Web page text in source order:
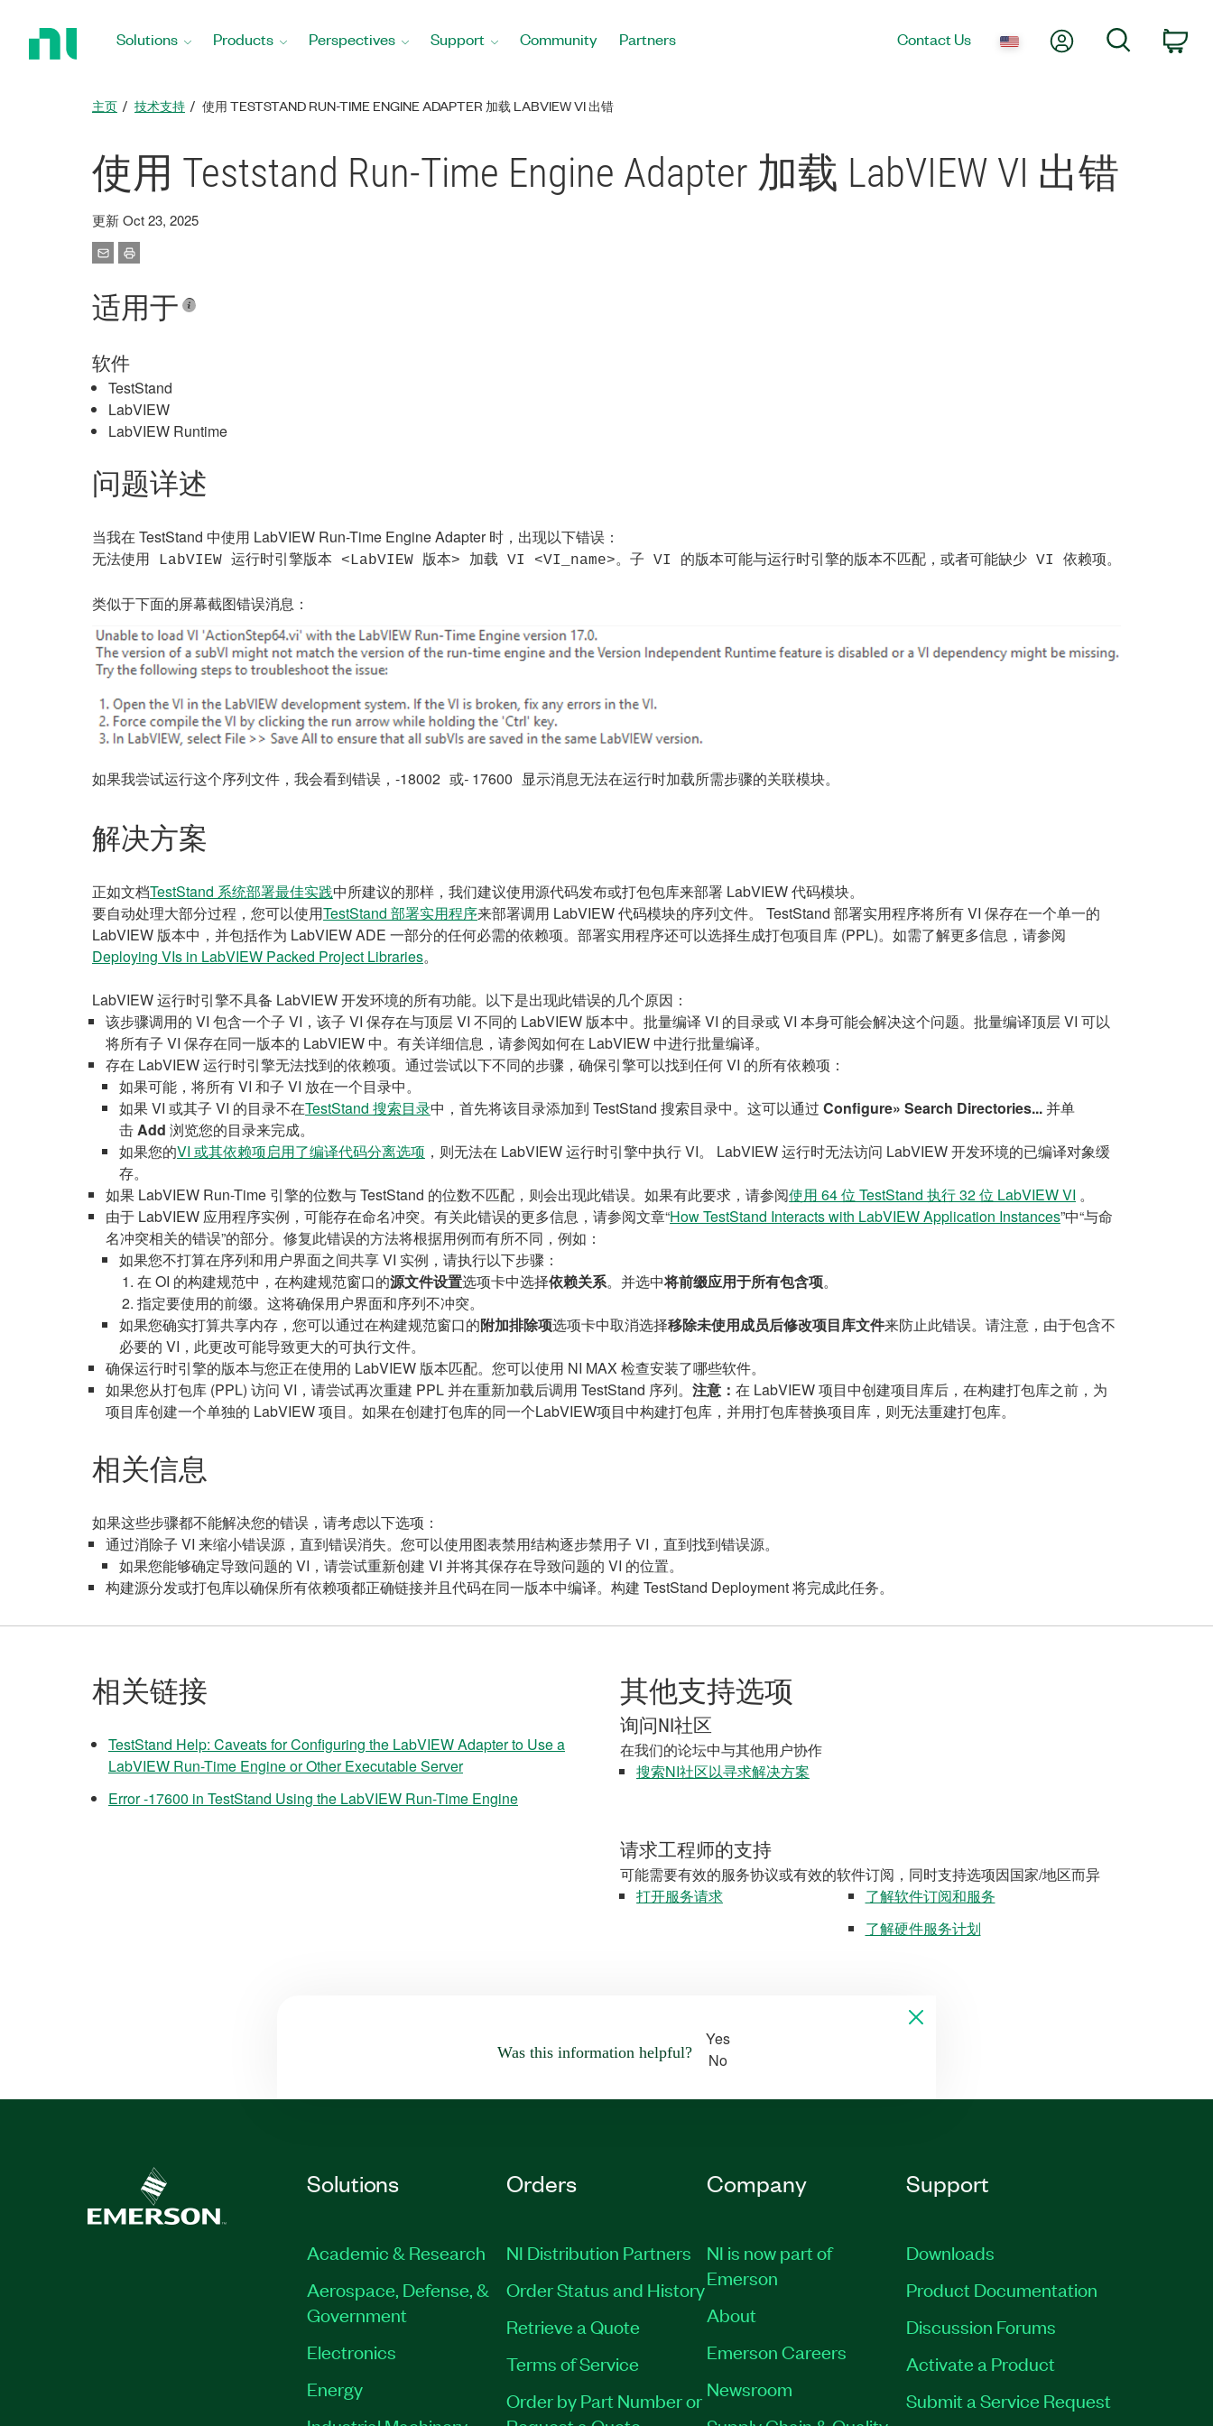
Solutions Products Perspectives Support Community Partners Contact Us My AccountSearch
主页 技术支持 使用 TESTSTAND RUN-TIME ENGINE ADAPTER 加载 LABVIEW VI 出错
使用 Teststand Run-Time Engine Adapter 加载 LabVIEW VI 出错
更新 Oct 23, 2025
适用于
软件
TestStand
LabVIEW
LabVIEW Runtime
问题详述
当我在 TestStand 中使用 LabVIEW Run-Time Engine Adapter 时，出现以下错误：
无法使用 LabVIEW 运行时引擎版本 <LabVIEW 版本> 加载 VI <VI_name>。子 VI 的版本可能与运行时引擎的版本不匹配，或者可能缺少 VI 依赖项。
类似于下面的屏幕截图错误消息：
如果我尝试运行这个序列文件，我会看到错误，-18002 或- 17600 显示消息无法在运行时加载所需步骤的关联模块。
解决方案
正如文档TestStand 系统部署最佳实践中所建议的那样，我们建议使用源代码发布或打包包库来部署 LabVIEW 代码模块。
要自动处理大部分过程，您可以使用TestStand 部署实用程序来部署调用 LabVIEW 代码模块的序列文件。 TestStand 部署实用程序将所有 VI 保存在一个单一的
LabVIEW 版本中，并包括作为 LabVIEW ADE 一部分的任何必需的依赖项。部署实用程序还可以选择生成打包项目库 (PPL)。如需了解更多信息，请参阅
Deploying VIs in LabVIEW Packed Project Libraries。
LabVIEW 运行时引擎不具备 LabVIEW 开发环境的所有功能。以下是出现此错误的几个原因：
该步骤调用的 VI 包含一个子 VI，该子 VI 保存在与顶层 VI 不同的 LabVIEW 版本中。批量编译 VI 的目录或 VI 本身可能会解决这个问题。批量编译顶层 VI 可以
将所有子 VI 保存在同一版本的 LabVIEW 中。有关详细信息，请参阅如何在 LabVIEW 中进行批量编译。
存在 LabVIEW 运行时引擎无法找到的依赖项。通过尝试以下不同的步骤，确保引擎可以找到任何 VI 的所有依赖项：
如果可能，将所有 VI 和子 VI 放在一个目录中。
如果 VI 或其子 VI 的目录不在TestStand 搜索目录中，首先将该目录添加到 TestStand 搜索目录中。这可以通过 Configure» Search Directories...并单
击Add 浏览您的目录来完成。
如果您的VI 或其依赖项启用了编译代码分离选项 ，则无法在 LabVIEW 运行时引擎中执行 VI。 LabVIEW 运行时无法访问 LabVIEW 开发环境的已编译对象缓
存。
如果 LabVIEW Run-Time 引擎的位数与 TestStand 的位数不匹配，则会出现此错误。如果有此要求，请参阅使用 64 位 TestStand 执行 32 位 LabVIEW VI 。
由于 LabVIEW 应用程序实例，可能存在命名冲突。有关此错误的更多信息，请参阅文章“How TestStand Interacts with LabVIEW Application Instances”中“与命
名冲突相关的错误”的部分。修复此错误的方法将根据用例而有所不同，例如：
如果您不打算在序列和用户界面之间共享 VI 实例，请执行以下步骤：
在 OI 的构建规范中，在构建规范窗口的源文件设置选项卡中选择依赖关系。并选中将前缀应用于所有包含项。
指定要使用的前缀。这将确保用户界面和序列不冲突。
如果您确实打算共享内存，您可以通过在构建规范窗口的附加排除项选项卡中取消选择移除未使用成员后修改项目库文件来防止此错误。请注意，由于包含不
必要的 VI，此更改可能导致更大的可执行文件。
确保运行时引擎的版本与您正在使用的 LabVIEW 版本匹配。您可以使用 NI MAX 检查安装了哪些软件。
如果您从打包库 (PPL) 访问 VI，请尝试再次重建 PPL 并在重新加载后调用 TestStand 序列。 注意： 在 LabVIEW 项目中创建项目库后，在构建打包库之前，为
项目库创建一个单独的 LabVIEW 项目。如果在创建打包库的同一个LabVIEW项目中构建打包库，并用打包库替换项目库，则无法重建打包库。
相关信息
如果这些步骤都不能解决您的错误，请考虑以下选项：
通过消除子 VI 来缩小错误源，直到错误消失。您可以使用图表禁用结构逐步禁用子 VI，直到找到错误源。
如果您能够确定导致问题的 VI，请尝试重新创建 VI 并将其保存在导致问题的 VI 的位置。
构建源分发或打包库以确保所有依赖项都正确链接并且代码在同一版本中编译。构建 TestStand Deployment 将完成此任务。
相关链接
TestStand Help: Caveats for Configuring the LabVIEW Adapter to Use a
LabVIEW Run-Time Engine or Other Executable Server
Error -17600 in TestStand Using the LabVIEW Run-Time Engine
其他支持选项
询问NI社区
在我们的论坛中与其他用户协作
搜索NI社区以寻求解决方案
请求工程师的支持
可能需要有效的服务协议或有效的软件订阅，同时支持选项因国家/地区而异
打开服务请求
了解软件订阅和服务
了解硬件服务计划
Was this information helpful?
Yes
No
Solutions
Academic & Research
Aerospace, Defense, &
Government
Electronics
Energy
Orders
NI Distribution Partners
Order Status and History
Retrieve a Quote
Terms of Service
Order by Part Number or
Company
NI is now part of
Emerson
About
Emerson Careers
Newsroom
Support
Downloads
Product Documentation
Discussion Forums
Activate a Product
Submit a Service Request